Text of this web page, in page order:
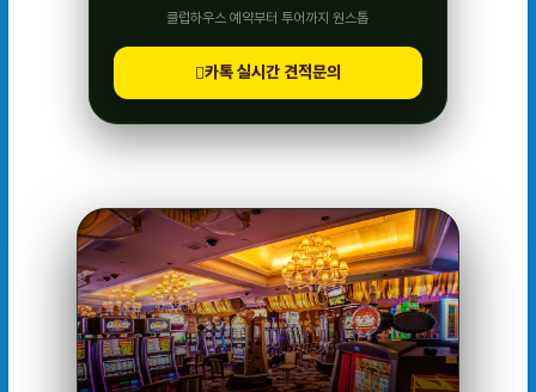
클럽하우스 예약부터 투어까지 원스톱
카톡 실시간 견적문의